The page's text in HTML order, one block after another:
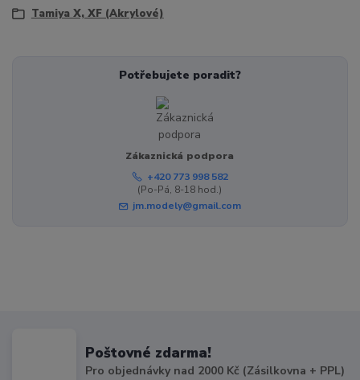
Tamiya X, XF (Akrylové)
Potřebujete poradit?
Zákaznická podpora
+420 773 998 582
(Po-Pá, 8-18 hod.)
jm.modely@gmail.com
Poštovné zdarma!
Pro objednávky nad 2000 Kč (Zásilkovna + PPL)